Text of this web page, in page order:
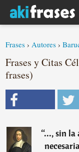
Frases ›Autores ›
Frases y Citas
frases)
“..., sin la